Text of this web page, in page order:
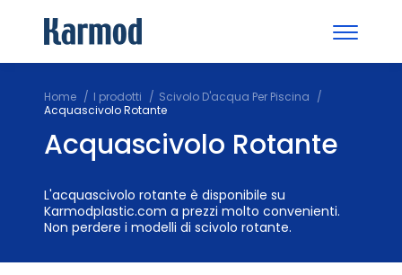
Home I prodotti
Scivolo D'acqua Per Piscina
Acquascivolo Rotante
Acquascivolo Rotante
L'acquascivolo rotante è disponibile su
Karmodplastic.com a prezzi molto convenienti.
Non perdere i modelli di scivolo rotante.